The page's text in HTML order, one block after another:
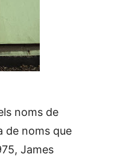
noms de
de noms que
James